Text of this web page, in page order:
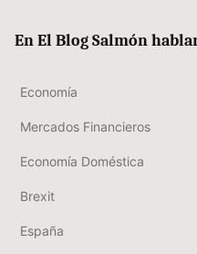
En El Blog Salmón
Economía
Mercados Financieros
Economía Doméstica
Brexit
España